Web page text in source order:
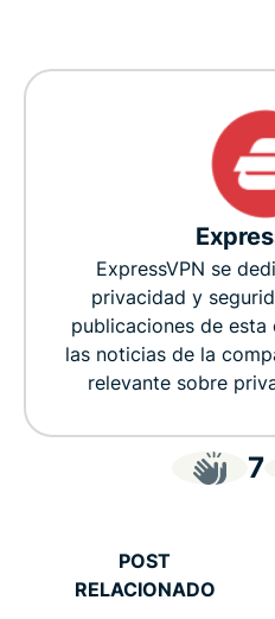
ExpressVPN se
privacidad y
publicaciones de esta
las noticias de la
relevante sobre
7
POST
RELACIONADO